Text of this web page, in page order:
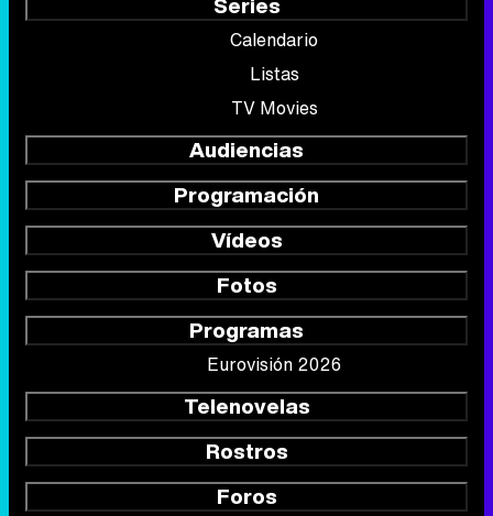
Calendario
Listas
TV Movies
Audiencias
Programación
Vídeos
Fotos
Programas
Eurovisión 2026
Telenovelas
Rostros
Foros